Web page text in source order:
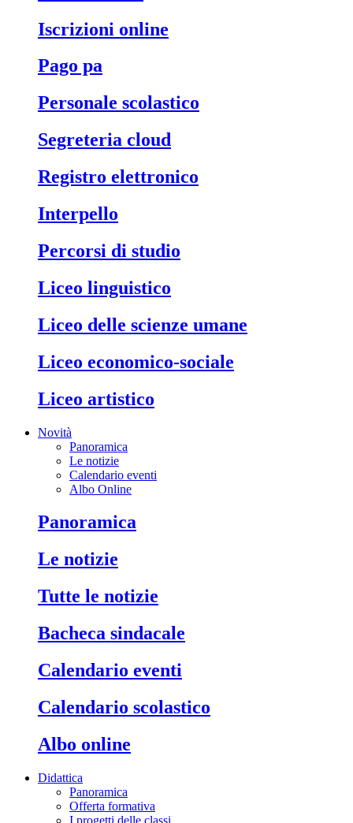
iscrizioni online
pago pa
personale scolastico
segreteria cloud
registro elettronico
interpello
percorsi di studio
liceo linguistico
liceo delle scienze umane
liceo economico-sociale
liceo artistico
Novità
Panoramica
Le notizie
Calendario eventi
Albo Online
panoramica
le notizie
tutte le notizie
bacheca sindacale
calendario eventi
calendario scolastico
albo online
Didattica
Panoramica
Offerta formativa
I progetti delle classi